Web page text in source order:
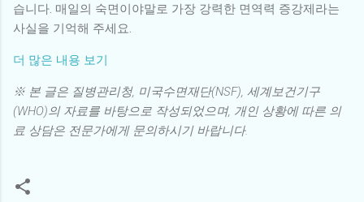
습니다. 매일의 숙면이야말로 가장 강력한 면역력 증강제라는
사실을 기억해 주세요.
더 많은 내용 보기
※ 본 글은 질병관리청, 미국수면재단(NSF), 세계보건기구
(WHO)의 자료를 바탕으로 작성되었으며, 개인 상황에 따른 의
료 상담은 전문가에게 문의하시기 바랍니다.